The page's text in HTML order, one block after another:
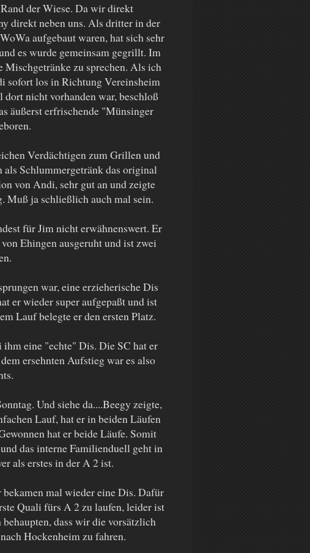
der Wiese. Da wir direkt
direkt neben uns. Als dritter in der
aufgebaut waren, hat sich sehr
es wurde gemeinsam gegrillt. Im
Mischgetränke zu sprechen. Als ich
sofort los in Richtung Vereinsheim
nicht vorhanden war, beschloß
äußerst erfrischende "Münsinger
Verdächtigen zum Grillen und
als Schlummergetränk das original
von Andi, sehr gut an und zeigte
Muß ja schließlich auch mal sein.
für Jim nicht erwähnenswert. Er
Ehingen ausgeruht und ist zwei
war, eine erzieherische Dis
er wieder super aufgepaßt und ist
Lauf belegte er den ersten Platz.
eine "echte" Dis. Die SC hat er
ersehnten Aufstieg war es also
Und siehe da....Beegy zeigte,
Lauf, hat er in beiden Läufen
hat er beide Läufe. Somit
das interne Familienduell geht in
als erstes in der A 2 ist.
mal wieder eine Dis. Dafür
Quali fürs A 2 zu laufen, leider ist
dass wir die vorsätzlich
Hockenheim zu fahren.